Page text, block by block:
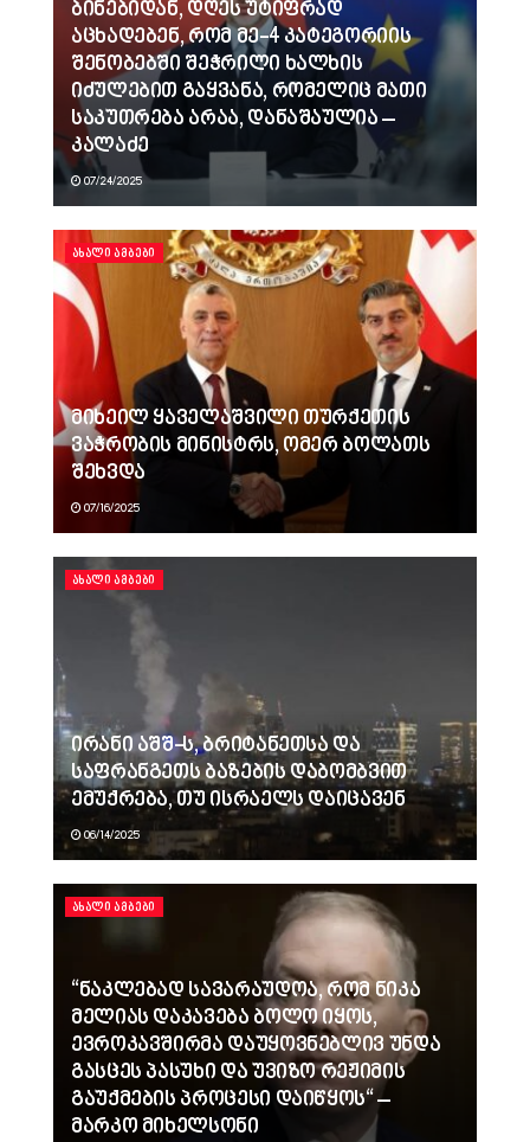
ბინებიდან, დღეს უტიფრად
აცხადებენ, რომ მე-4 კატეგორიის
შენობებში შეჭრილი ხალხის
იძულებით გაყვანა, რომელიც მათი
საკუთრება არაა, დანაშაულია –
კალაძე
07/24/2025
ᲐᲮᲐᲚᲘ ᲐᲛᲑᲔᲑᲘ
მიხეილ ყაველაშვილი თურქეთის
ვაჭრობის მინისტრს, ომერ ბოლათს
შეხვდა
07/16/2025
ᲐᲮᲐᲚᲘ ᲐᲛᲑᲔᲑᲘ
ირანი აშშ-ს, ბრიტანეთსა და
საფრანგეთს ბაზების დაბომბვით
ემუქრება, თუ ისრაელს დაიცავენ
06/14/2025
ᲐᲮᲐᲚᲘ ᲐᲛᲑᲔᲑᲘ
“ნაკლებად სავარაუდოა, რომ ნიკა
მელიას დაკავება ბოლო იყოს,
ევროკავშირმა დაუყოვნებლივ უნდა
გასცეს პასუხი და უვიზო რეჟიმის
გაუქმების პროცესი დაიწყოს“ –
მარკო მიხელსონი